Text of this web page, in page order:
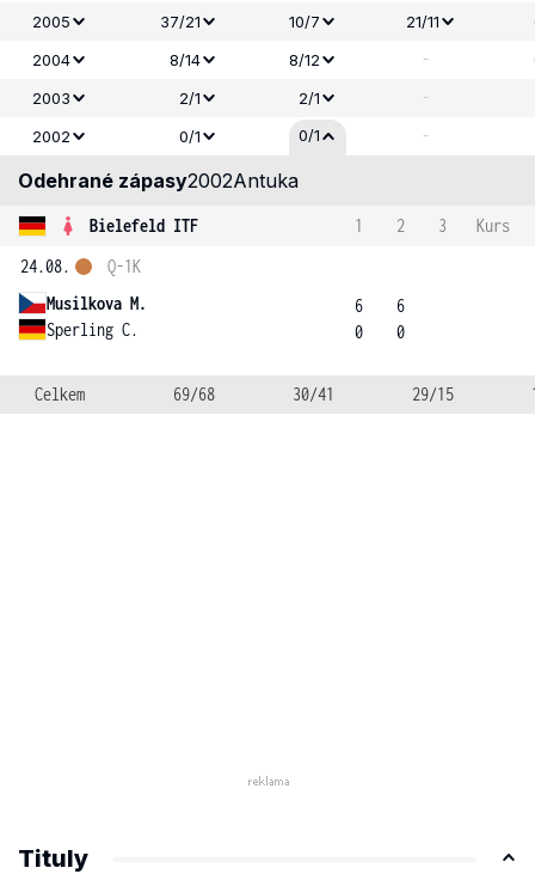
2005
37/21 10/7 21/11
2004
8/14 8/12 -
2003
2/1 2/1 -
2002 0/1 0/1 -
Odehrané zápasy2002Antuka
Bielefeld ITF 1 2 3
Kurs
24.08.
Musilkova M.
Sperling C.
Q-1K
6
0
6
0
Celkem 69/68 30/41 29/15
Tituly